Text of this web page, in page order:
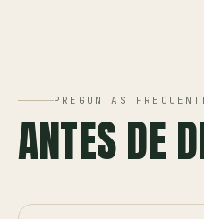
PREGUNTAS
ANTES DE